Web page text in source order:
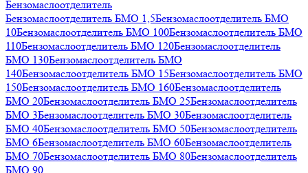
Бензомаслоотделитель
Бензомаслоотделитель БМО 1,5Бензомаслоотделитель БМО
10Бензомаслоотделитель БМО 100Бензомаслоотделитель БМО
110Бензомаслоотделитель БМО 120Бензомаслоотделитель
БМО 130Бензомаслоотделитель БМО
140Бензомаслоотделитель БМО 15Бензомаслоотделитель БМО
150Бензомаслоотделитель БМО 160Бензомаслоотделитель
БМО 20Бензомаслоотделитель БМО 25Бензомаслоотделитель
БМО 3Бензомаслоотделитель БМО 30Бензомаслоотделитель
БМО 40Бензомаслоотделитель БМО 50Бензомаслоотделитель
БМО 6Бензомаслоотделитель БМО 60Бензомаслоотделитель
БМО 70Бензомаслоотделитель БМО 80Бензомаслоотделитель
БМО 90